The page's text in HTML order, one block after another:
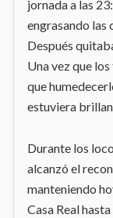
jornada a las
engrasando las
Después
Una vez que
que
estuviera
Durante los
alcanzó el
manteniendo
Casa Real